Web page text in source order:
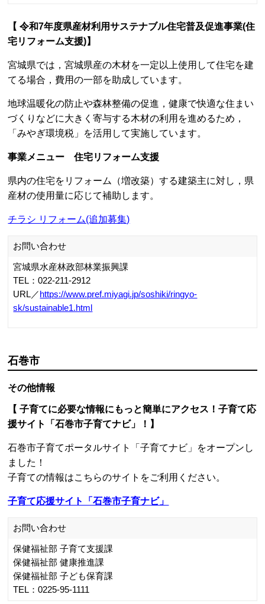
【 令和7年度県産材利用サステナブル住宅普及促進事業(住
宅リフォーム支援)】
宮城県では，宮城県産の木材を一定以上使用して住宅を建
てる場合，費用の一部を助成しています。
地球温暖化の防止や森林整備の促進，健康で快適な住まい
づくりなどに大きく寄与する木材の利用を進めるため，
「みやぎ環境税」を活用して実施しています。
事業メニュー 住宅リフォーム支援
県内の住宅をリフォーム（増改築）する建築主に対し，県
産材の使用量に応じて補助します。
チラシ リフォーム(追加募集)
お問い合わせ
宮城県水産林政部林業振興課
TEL：022-211-2912
URL／ https://www.pref.miyagi.jp/soshiki/ringyo-
sk/sustainable1.html
石巻市
その他情報
【 子育てに必要な情報にもっと簡単にアクセス！子育て応
援サイト「石巻市子育てナビ」！】
石巻市子育てポータルサイト「子育てナビ」をオープンし
ました！
子育ての情報はこちらのサイトをご利用ください。
子育て応援サイト「石巻市子育ナビ」
お問い合わせ
保健福祉部 子育て支援課
保健福祉部 健康推進課
保健福祉部 子ども保育課
TEL：0225-95-1111